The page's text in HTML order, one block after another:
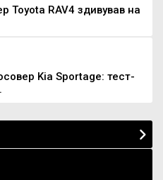
Toyota RAV4 здивував на
Kia Sportage: тест-